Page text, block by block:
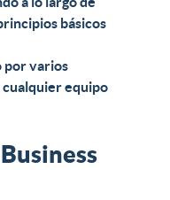
básicos
por varios
equipo